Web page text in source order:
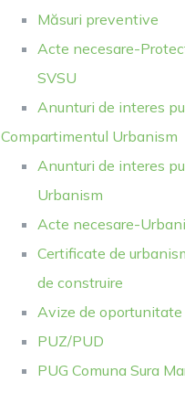
Măsuri preventive
Acte necesare-
SVSU
Anunturi de interes
Compartimentul Urbanism
Anunturi de interes
Urbanism
Acte necesare-
Certificate de
de construire
Avize de oportunitate
PUZ/PUD
PUG Comuna Sura